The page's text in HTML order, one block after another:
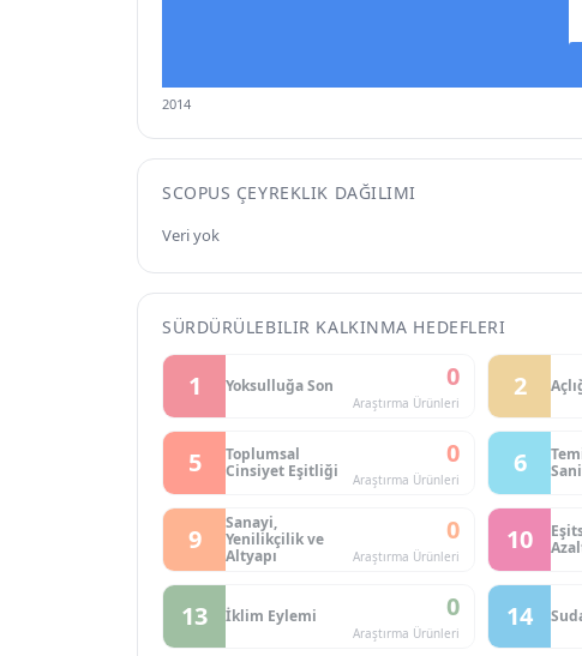
2014
SCOPUS ÇEYREKLIK DAĞILIMI
Veri yok
SÜRDÜRÜLEBILIR KALKINMA HEDEFLERI
1 Yoksulluğa Son 0
Araştırma Ürünleri
2
5
Toplumsal
Cinsiyet Eşitliği
0
Araştırma Ürünleri
6
9
Sanayi,
Yenilikçilik ve
Altyapı
0
Araştırma Ürünleri
10
13 İklim Eylemi 0
Araştırma Ürünleri
14